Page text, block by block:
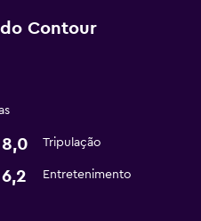
Contour
8,0 Tripulação
6,2 Entretenimento